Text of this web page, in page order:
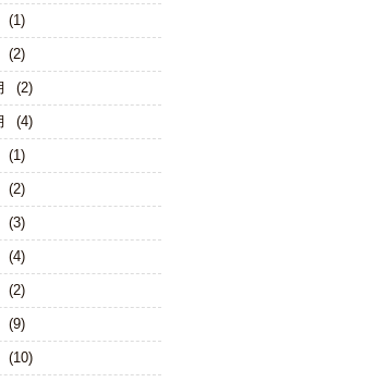
(1)
(2)
(2)
(4)
(1)
(2)
(3)
(4)
(2)
(9)
(10)